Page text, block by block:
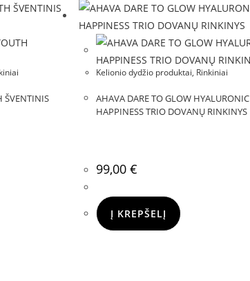
ŠVENTINIS
Kelionio dydžio produktai, Rinkiniai
AHAVA DARE TO GLOW HYALURONIC
HAPPINESS TRIO DOVANŲ RINKINYS
99,00€
Į KREPŠELĮ